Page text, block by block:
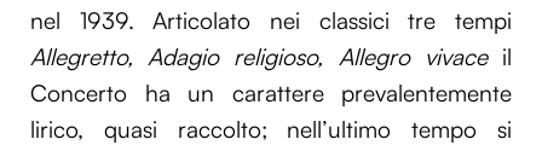
nel 1939. Articolato nei classici tre tempi
Allegretto, Adagio religioso, Allegro vivaceil
Concerto ha un carattere prevalentemente
lirico, quasi raccolto; nell’ultimo tempo si